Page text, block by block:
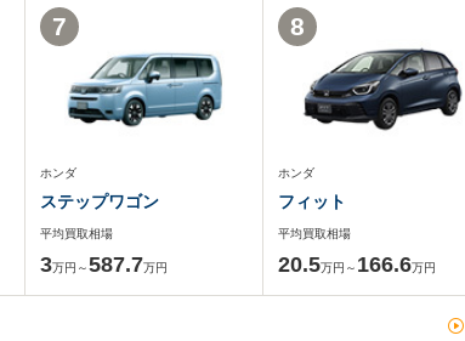
ホンダ
ステップワゴン
平均買取相場
3万円～587.7万円
7
ホンダ
フィット
平均買取相場
20.5万円～ 166.6万円
8